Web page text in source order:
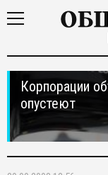
Корпорации
опустеют